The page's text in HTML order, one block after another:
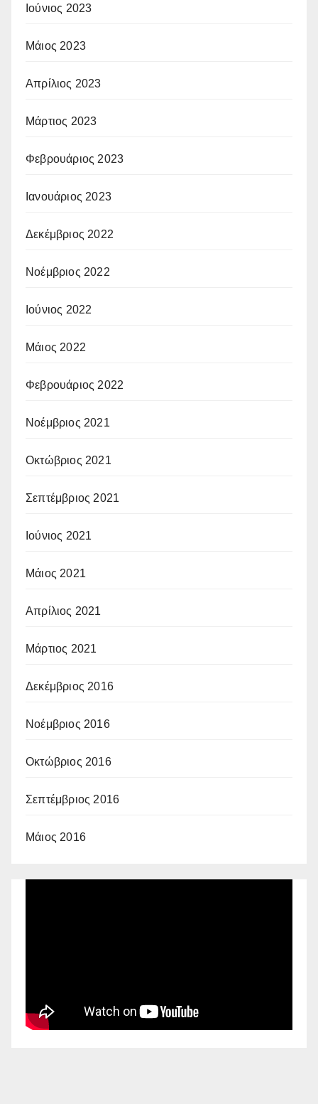
Ιούνιος 2023
Μάιος 2023
Απρίλιος 2023
Μάρτιος 2023
Φεβρουάριος 2023
Ιανουάριος 2023
Δεκέμβριος 2022
Νοέμβριος 2022
Ιούνιος 2022
Μάιος 2022
Φεβρουάριος 2022
Νοέμβριος 2021
Οκτώβριος 2021
Σεπτέμβριος 2021
Ιούνιος 2021
Μάιος 2021
Απρίλιος 2021
Μάρτιος 2021
Δεκέμβριος 2016
Νοέμβριος 2016
Οκτώβριος 2016
Σεπτέμβριος 2016
Μάιος 2016